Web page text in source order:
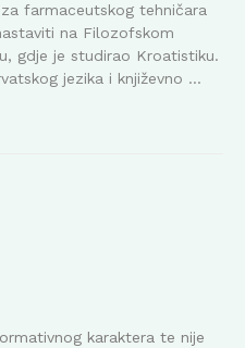
farmaceutskog tehničara
na Filozofskom
gdje je studirao Kroatistiku.
jezika i književno ...
karaktera te nije